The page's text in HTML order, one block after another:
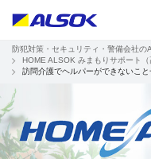
防犯対策・セキュリティ・警備会社の
HOME ALSOK みまもりサポート（
訪問介護でヘルパーができないこ